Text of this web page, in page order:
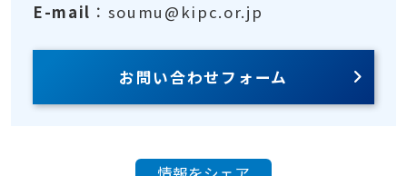
E-mail ：soumu@kipc.or.jp
お問い合わせフォーム